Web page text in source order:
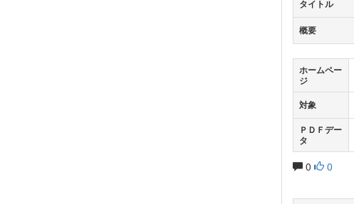
タイトル
概要
ホームペー
ジ
対象
ＰＤＦデー
タ
0 0